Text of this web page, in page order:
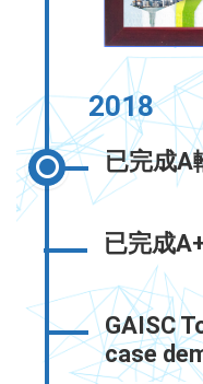
2018
已完成A
已完成
GAISC
case